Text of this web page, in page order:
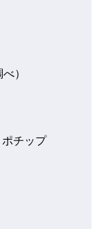
）
ポチップ